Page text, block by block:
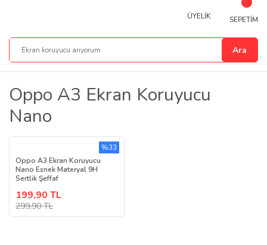
Ara
ÜYELİK SEPETİM
Oppo A3 Ekran Koruyucu
Nano
Oppo A3 Ekran Koruyucu
Nano Esnek Materyal 9H
Sertlik Şeffaf
199,90 TL
299,90 TL
%33